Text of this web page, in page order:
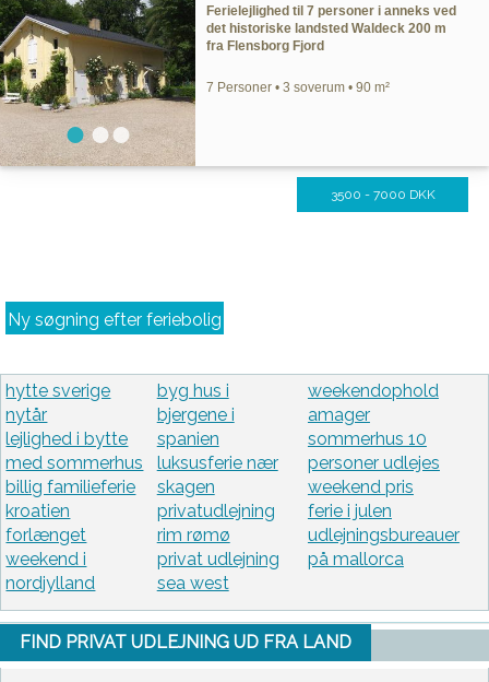
Ferielejlighed til 7 personer i anneks ved
det historiske landsted Waldeck 200 m
fra Flensborg Fjord
7 Personer • 3 soverum • 90 m²
3500 - 7000 DKK
Ny søgning efter feriebolig
hytte sverige
nytår
lejlighed i bytte
med sommerhus
billig familieferie
kroatien
forlænget
weekend i
nordjylland
byg hus i
bjergene i
spanien
luksusferie nær
skagen
privatudlejning
rim rømø
privat udlejning
sea west
weekendophold
amager
sommerhus 10
personer udlejes
weekend pris
ferie i julen
udlejningsbureauer
på mallorca
FIND PRIVAT UDLEJNING UD FRA LAND